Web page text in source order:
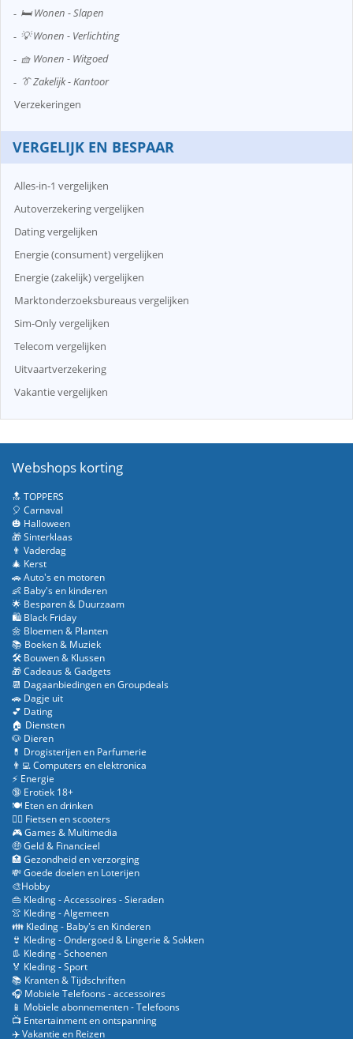
🛏️ Wonen - Slapen
💡 Wonen - Verlichting
🧺 Wonen - Witgoed
👔 Zakelijk - Kantoor
Verzekeringen
VERGELIJK EN BESPAAR
Alles-in-1 vergelijken
Autoverzekering vergelijken
Dating vergelijken
Energie (consument) vergelijken
Energie (zakelijk) vergelijken
Marktonderzoeksbureaus vergelijken
Sim-Only vergelijken
Telecom vergelijken
Uitvaartverzekering
Vakantie vergelijken
Webshops korting
🔝 TOPPERS
🎈 Carnaval
🎃 Halloween
🎁 Sinterklaas
👨 Vaderdag
🎄 Kerst
🚗 Auto's en motoren
👶 Baby's en kinderen
🌟 Besparen & Duurzaam
🛍️ Black Friday
🌼 Bloemen & Planten
📚 Boeken & Muziek
🛠️ Bouwen & Klussen
🎁 Cadeaus & Gadgets
📆 Dagaanbiedingen en Groupdeals
🚗 Dagje uit
💕 Dating
🏠 Diensten
🐶 Dieren
💊 Drogisterijen en Parfumerie
👨‍💻 Computers en elektronica
⚡ Energie
🔞 Erotiek 18+
🍽️ Eten en drinken
🚴‍♂️ Fietsen en scooters
🎮 Games & Multimedia
🤑 Geld & Financieel
🏥 Gezondheid en verzorging
💸 Goede doelen en Loterijen
🎨Hobby
👜 Kleding - Accessoires - Sieraden
👚 Kleding - Algemeen
👪 Kleding - Baby's en Kinderen
👙 Kleding - Ondergoed & Lingerie & Sokken
👢 Kleding - Schoenen
🏅 Kleding - Sport
📚 Kranten & Tijdschriften
🎧 Mobiele Telefoons - accessoires
📱 Mobiele abonnementen - Telefoons
📺 Entertainment en ontspanning
✈️ Vakantie en Reizen